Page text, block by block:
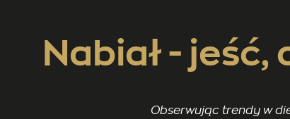
Nabiał - jeść,
Obserwując trendy w